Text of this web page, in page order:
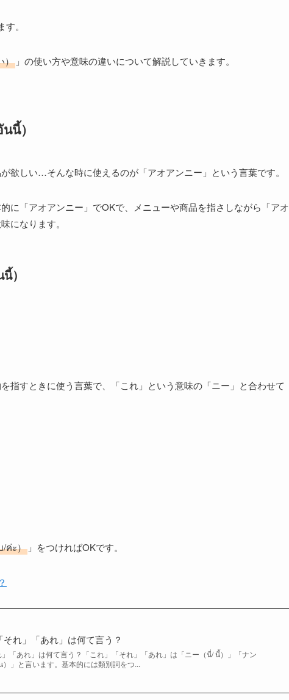
。
） 」の使い方や意味の違いについて解説していきます。
นี้）
欲しい…そんな時に使えるのが「アオアンニー」という言葉です。
に「アオアンニー」でOKで、メニューや商品を指さしながら「アオ
になります。
）
指すときに使う言葉で、「これ」という意味の「ニー」と合わせて
/ค่ะ） 」をつければOKです。
れ」「あれ」は何て言う？
「あれ」は何て言う？「これ」「それ」「あれ」は「ニー（นี่/ นี้）」「ナン
）」と言います。基本的には類別詞をつ...